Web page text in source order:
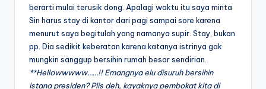
berarti mulai terusik dong. Apalagi waktu itu saya minta
Sin harus stay di kantor dari pagi sampai sore karena
menurut saya begitulah yang namanya supir. Stay, bukan
pp. Dia sedikit keberatan karena katanya istrinya gak
mungkin sanggup bersihin rumah besar sendirian.
**Hellowwwww……!! Emangnya elu disuruh bersihin
istana presiden? Plis deh, kayaknya pembokat kita di